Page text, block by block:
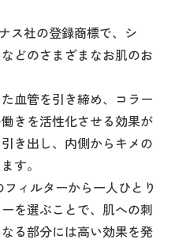
西区東青山1丁目6-6
山店近く
3台利用できます）
駅」 徒歩8分
水
日
ス社の登録商標で、シ
どのさまざまなお肌のお
血管を引き締め、コラー
きを活性化させる効果が
き出し、内側からキメの
す。
ィルターから一人ひとり
を選ぶことで、肌への刺
る部分には高い効果を発